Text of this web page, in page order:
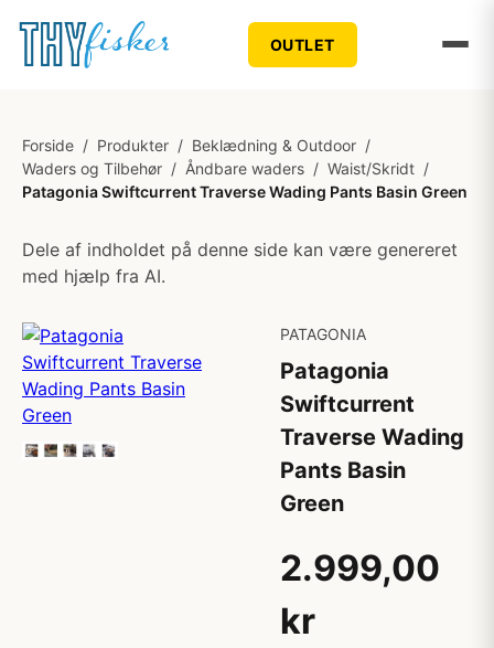
OUTLET
Forside / Produkter / Beklædning & Outdoor /
Waders og Tilbehør / Åndbare waders / Waist/Skridt /
Patagonia Swiftcurrent Traverse Wading Pants Basin Green
Dele af indholdet på denne side kan være genereret
med hjælp fra AI.
PATAGONIA
Patagonia
Swiftcurrent
Traverse Wading
Pants Basin
Green
2.999,00
kr